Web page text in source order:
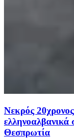
Νεκρός
Θεσπρωτία